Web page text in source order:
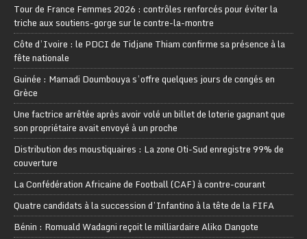
Tour de France Femmes 2026 : contrôles renforcés pour éviter la
triche aux soutiens-gorge sur le contre-la-montre
Côte d’Ivoire : le PDCI de Tidjane Thiam confirme sa présence à la
fête nationale
Guinée : Mamadi Doumbouya s’offre quelques jours de congés en
Grèce
Une factrice arrêtée après avoir volé un billet de loterie gagnant que
son propriétaire avait envoyé à un proche
Distribution des moustiquaires : La zone Oti-Sud enregistre 99% de
couverture
La Confédération Africaine de Football (CAF) à contre-courant
Quatre candidats à la succession d’Infantino à la tête de la FIFA
Bénin : Romuald Wadagni reçoit le milliardaire Aliko Dangote